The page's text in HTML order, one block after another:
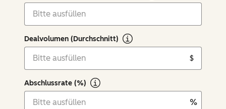
Dealvolumen (Durchschnitt)
$
Abschlussrate (%)
%